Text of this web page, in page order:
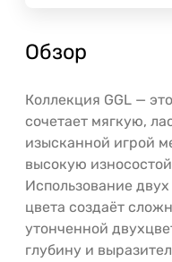
Обзор
Коллекция GGL —
сочетает мягкую,
изысканной игрой
высокую
Использование
цвета создаёт
утонченной
глубину и